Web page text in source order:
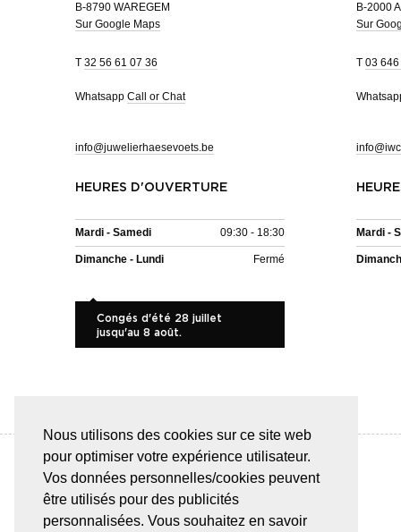
Nous utilisons des cookies sur ce site web
pour optimiser votre expérience utilisateur.
Vos données personnelles/cookies peuvent
être utilisés pour des publicités
personnalisées. Vous souhaitez en savoir
B-8790 WAREGEM
Sur Google Maps
T 32 56 61 07 36
Whatsapp Call or Chat
info@juwelierhaesevoets.be
HEURES D'OUVERTURE
Mardi - Samedi 09:30 - 18:30
Dimanche - Lundi Fermé
Congés d'été 28 juillet
jusqu'au 8 août.
B-2000
Sur
T 03 646
Mardi -
PAIEMENT SÛR & FACILE